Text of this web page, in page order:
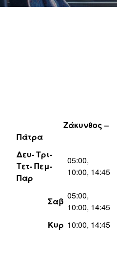
Ζάκυνθος –
Πάτρα
Δευ- Τρι-
Τετ- Πεμ-
Παρ
05:00,
10:00, 14:45
Σαβ
05:00,
10:00, 14:45
Κυρ 10:00, 14:45